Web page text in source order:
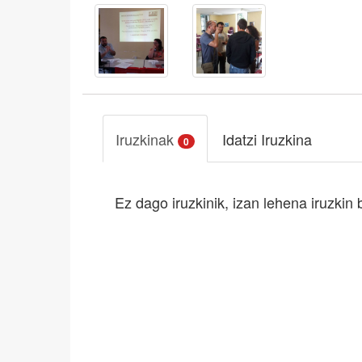
Iruzkinak 0 Idatzi Iruzkina
Ez dago iruzkinik, izan lehena iruzkin